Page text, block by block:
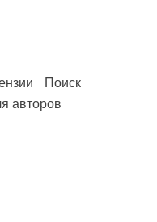
Поиск
авторов